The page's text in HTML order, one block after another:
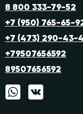
8 800 333-79-52
+7 (950) 765-65-
+7 (473) 290-43-
+79507656592
89507656592